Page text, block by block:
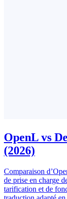
OpenL vs
(2026)
Comparaison
de prise en charge
tarification et de